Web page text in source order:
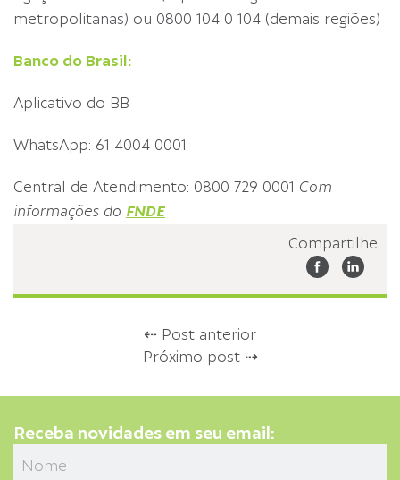
metropolitanas) ou 0800 104 0 104 (demais regiões)
Banco do Brasil:
Aplicativo do BB
WhatsApp: 61 4004 0001
Central de Atendimento: 0800 729 0001 Com
informações do FNDE
Compartilhe
⇠ Post anterior
Próximo post ⇢
Receba novidades em seu email: